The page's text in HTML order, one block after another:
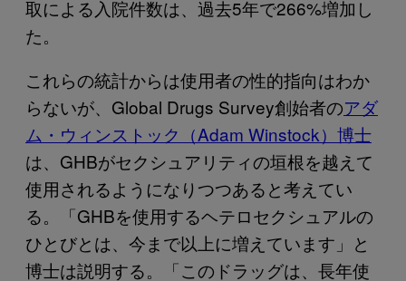
取による入院件数は、過去5年で266%増加し
た。
これらの統計からは使用者の性的指向はわか
らないが、Global Drugs Survey創始者のアダ
ム・ウィンストック（Adam Winstock）博士
は、GHBがセクシュアリティの垣根を越えて
使用されるようになりつつあると考えてい
る。「GHBを使用するヘテロセクシュアルの
ひとびとは、今まで以上に増えています」と
博士は説明する。「このドラッグは、長年使